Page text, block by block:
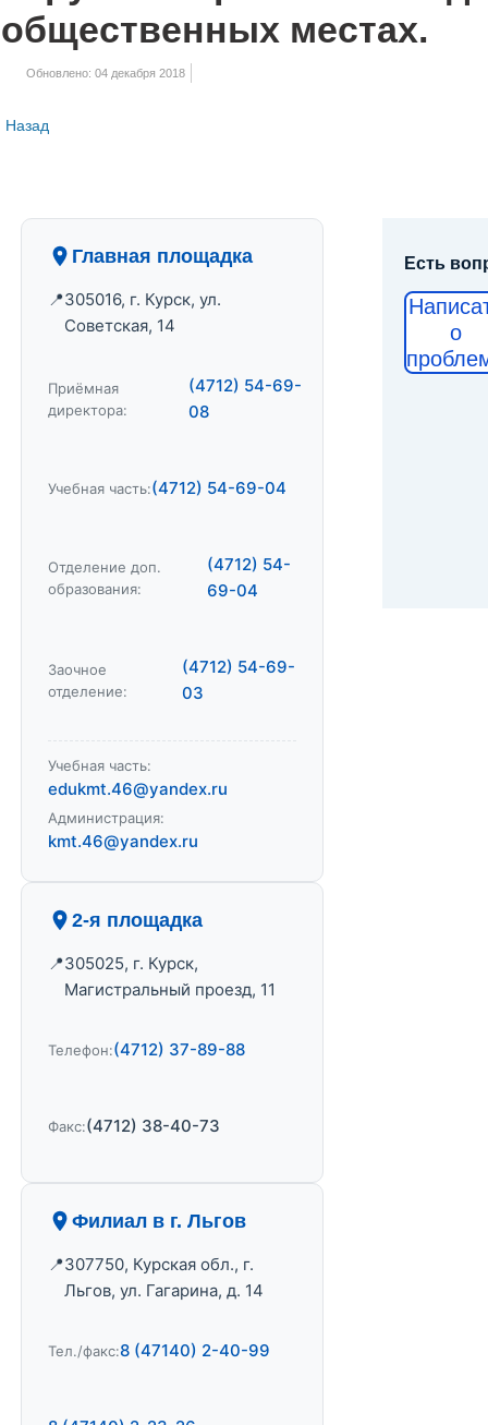
общественных местах.
Обновлено: 04 декабря 2018
Назад
Главная площадка
305016, г. Курск, ул.
Советская, 14
Приёмная
директора:
(4712) 54-69-
08
Учебная часть:(4712) 54-69-04
Отделение доп.
образования:
(4712) 54-
69-04
Заочное
отделение:
(4712) 54-69-
03
Учебная часть:
edukmt.46@yandex.ru
Администрация:
kmt.46@yandex.ru
2-я площадка
305025, г. Курск,
Магистральный проезд, 11
Телефон:(4712) 37-89-88
Факс:(4712) 38-40-73
Филиал в г. Льгов
307750, Курская обл., г.
Льгов, ул. Гагарина, д. 14
Тел./факс:8 (47140) 2-40-99
Есть
о